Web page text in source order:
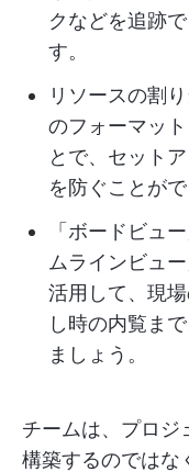
クなどを追跡
す。
リソースの割
のフォーマッ
とで、セット
を防ぐことがで
「ボードビュ
ムラインビュ
活用して、現
し時の内覧ま
ましょう。
チームは、プロジ
構築するのではな